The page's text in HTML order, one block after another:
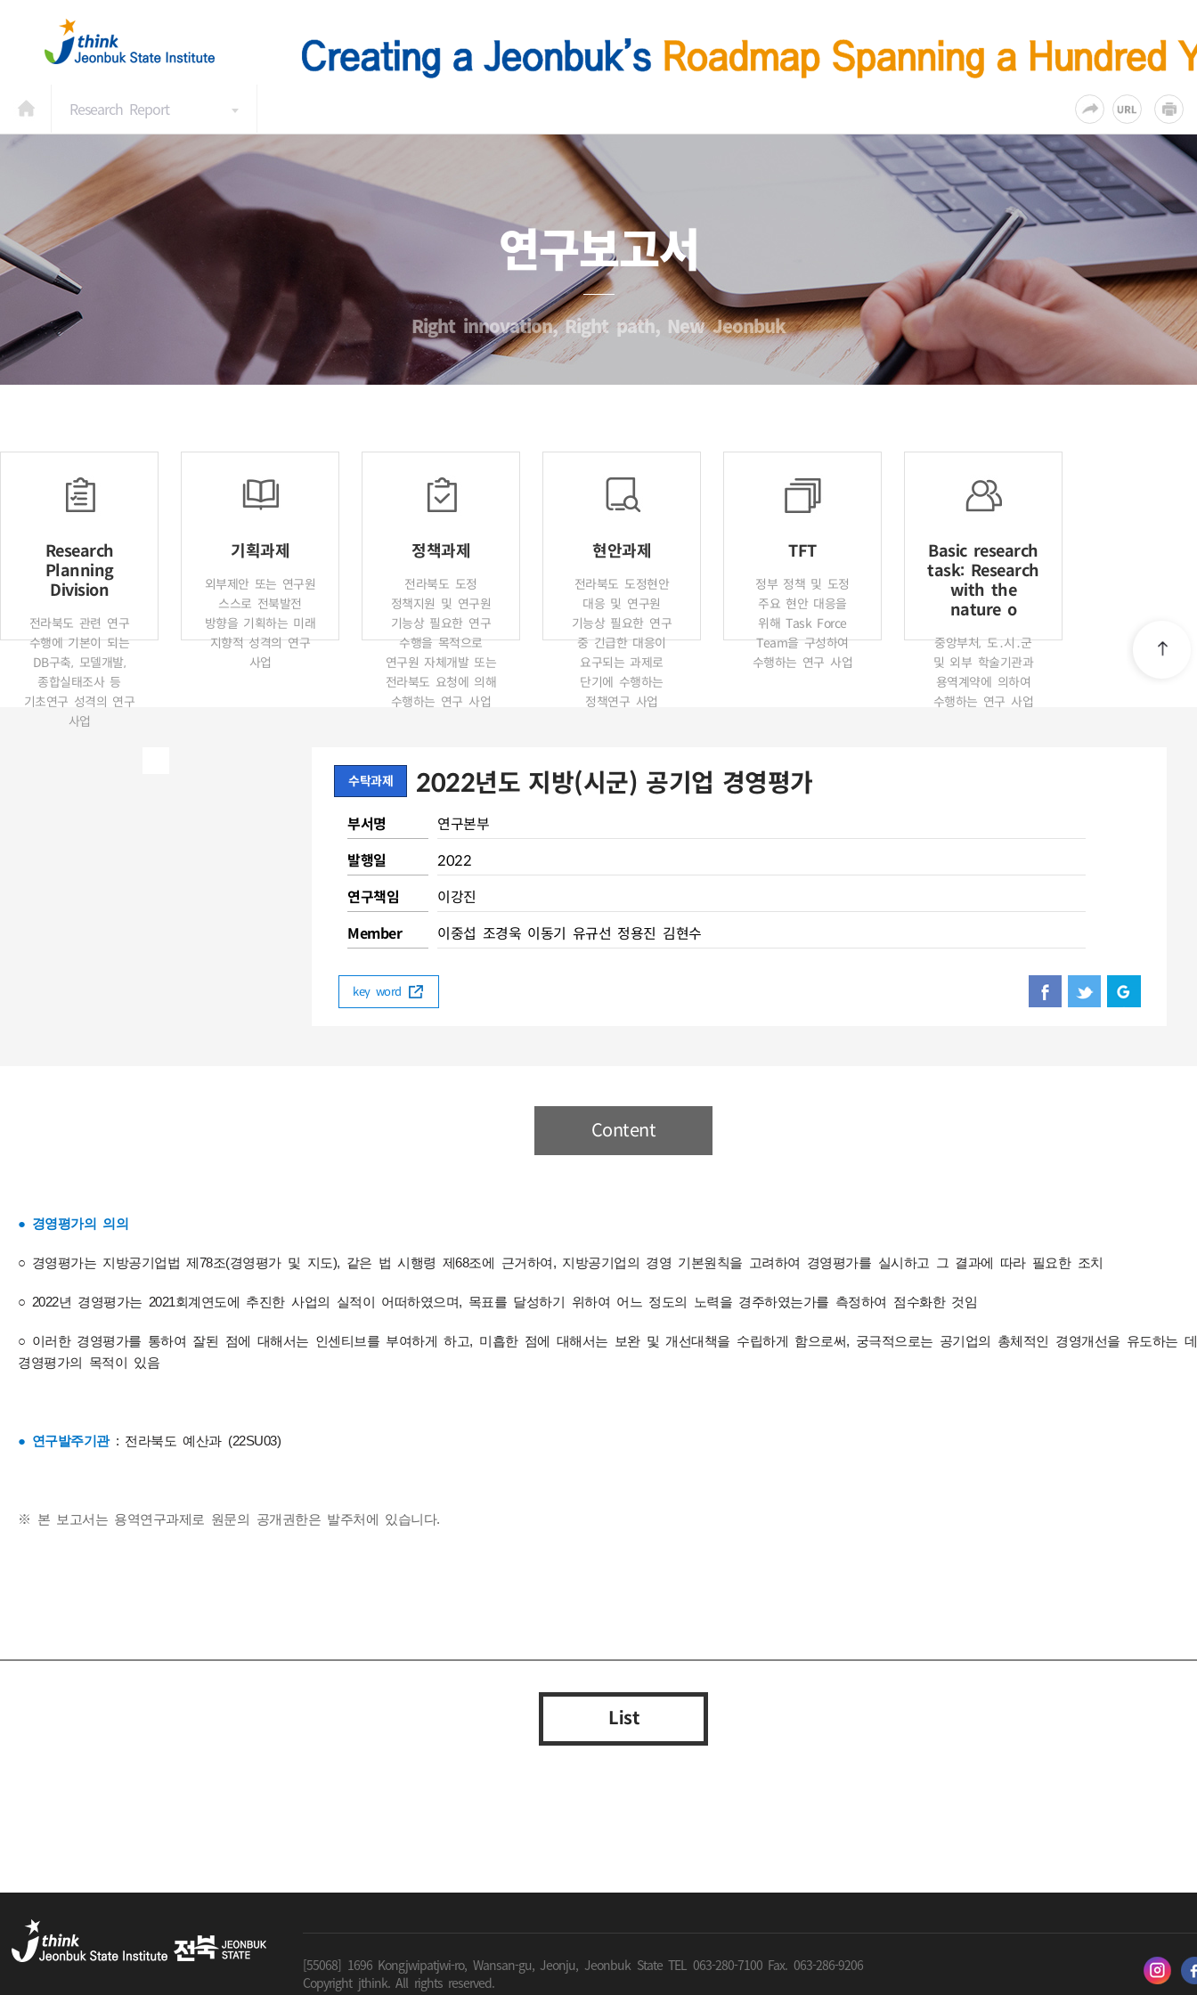
KR EN
Research Report
연구보고서
Right innovation, Right path, New Jeonbuk
Research
Planning
Division
전라북도 관련 연구
수행에 기본이 되는
DB구축, 모델개발,
종합실태조사 등
기초연구 성격의 연구
사업
기획과제
외부제안 또는 연구원
스스로 전북발전
방향을 기획하는 미래
지향적 성격의 연구
사업
정책과제
전라북도 도정
정책지원 및 연구원
기능상 필요한 연구
수행을 목적으로
연구원 자체개발 또는
전라북도 요청에 의해
수행하는 연구 사업
현안과제
전라북도 도정현안
대응 및 연구원
기능상 필요한 연구
중 긴급한 대응이
요구되는 과제로
단기에 수행하는
정책연구 사업
TFT
정부 정책 및 도정
주요 현안 대응을
위해 Task Force
Team을 구성하여
수행하는 연구 사업
Basic research
task: Research
with the
nature o
중앙부처, 도․시․군
및 외부 학술기관과
용역계약에 의하여
수행하는 연구 사업
수탁과제 2022년도 지방(시군) 공기업 경영평가
부서명
연구본부
발행일
2022
연구책임
이강진
Member
이중섭 조경욱 이동기 유규선 정용진 김현수
key word
Content
● 경영평가의 의의
○ 경영평가는 지방공기업법 제78조(경영평가 및 지도), 같은 법 시행령 제68조에 근거하여, 지방공기업의 경영 기본원칙을 고려하여 경영평가를 실시하고 그 결과에 따라 필요한 조치
○ 2022년 경영평가는 2021회계연도에 추진한 사업의 실적이 어떠하였으며, 목표를 달성하기 위하여 어느 정도의 노력을 경주하였는가를 측정하여 점수화한 것임
○ 이러한 경영평가를 통하여 잘된 점에 대해서는 인센티브를 부여하게 하고, 미흡한 점에 대해서는 보완 및 개선대책을 수립하게 함으로써, 궁극적으로는 공기업의 총체적인 경영개선을 유도하는 데
경영평가의 목적이 있음
● 연구발주기관: 전라북도 예산과 (22SU03)​
※ 본 보고서는 용역연구과제로 원문의 공개권한은 발주처에 있습니다​.​​​​ ​​
List
[55068] 1696 Kongjwipatjwi-ro, Wansan-gu, Jeonju, Jeonbuk StateTEL 063-280-7100 Fax. 063-286-9206
Copyright jthink. All rights reserved.